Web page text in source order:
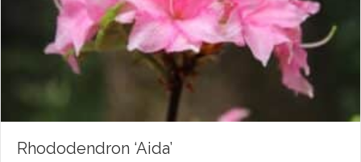
Rhododendron ‘Aida’